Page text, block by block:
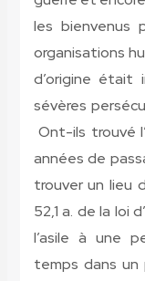
les bienvenus
organisations
d’origine était
sévères
Ont-ils trouvé
années de
trouver un lieu
52,1 a. de la loi
l’asile à une
temps dans